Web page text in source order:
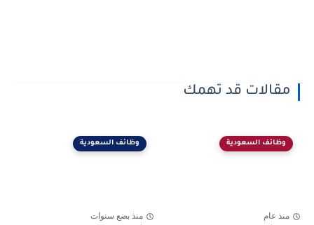
مقالات قد تهمك
وظائف السعودية
منذ عام
وظائف السعودية
منذ بضع سنوات